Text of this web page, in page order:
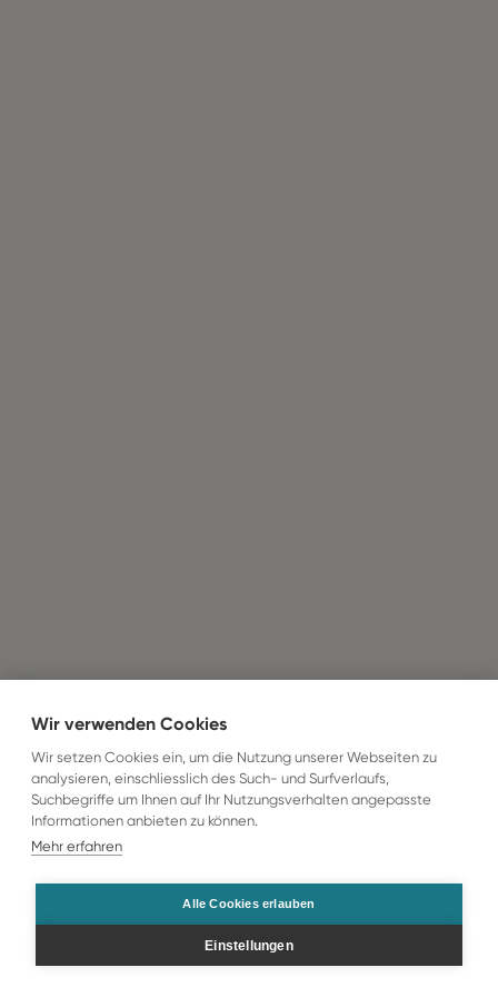
Wir verwenden Cookies
Wir setzen Cookies ein, um die Nutzung unserer Webseiten zu
analysieren, einschliesslich des Such- und Surfverlaufs,
Suchbegriffe um Ihnen auf Ihr Nutzungsverhalten angepasste
Informationen anbieten zu können.
Mehr erfahren
Alle Cookies erlauben
Einstellungen